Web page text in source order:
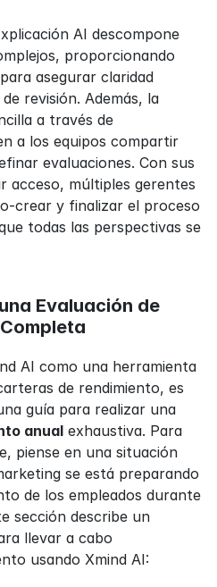
AI descompone
proporcionando
asegurar claridad
revisión. Además, la
a través de
a los equipos compartir
evaluaciones. Con sus
acceso, múltiples gerentes
crear y finalizar el proceso
todas las perspectivas se
Evaluación de
AI como una herramienta
de rendimiento, es
anual exhaustiva. Para
piense en una situación
se está preparando
de los empleados durante
sección describe un
llevar a cabo
usando Xmind AI: